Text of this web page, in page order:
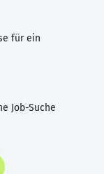
für ein
Job-Suche